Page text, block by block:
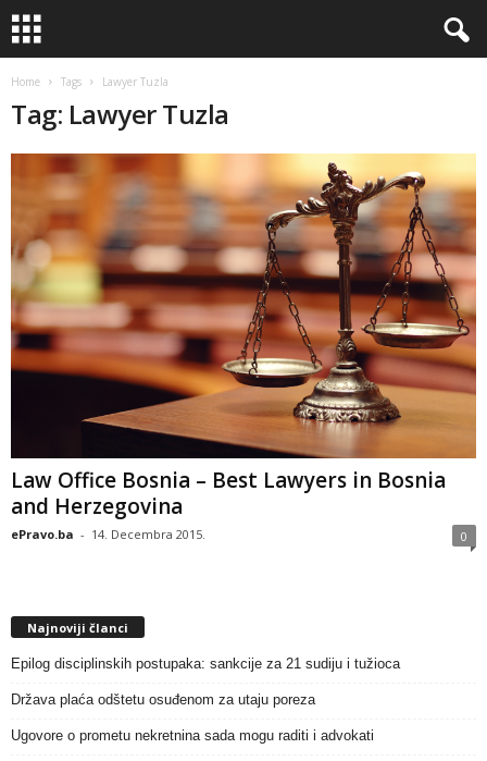
Home Tags Lawyer Tuzla
Tag: Lawyer Tuzla
Law Office Bosnia – Best Lawyers in Bosnia
and Herzegovina
ePravo.ba - 14. Decembra 2015. 0
Najnoviji članci
Epilog disciplinskih postupaka: sankcije za 21 sudiju i tužioca
Država plaća odštetu osuđenom za utaju poreza
Ugovore o prometu nekretnina sada mogu raditi i advokati